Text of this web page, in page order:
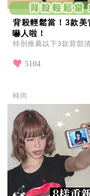
背殺輕鬆當！3款
嚇人啦！
特別推薦以下3款背部
5104
時尚